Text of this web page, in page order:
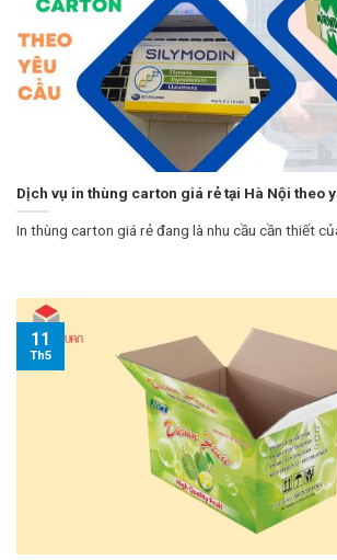
Dịch vụ in thùng carton giá rẻ tại Hà Nội theo
In thùng carton giá rẻ đang là nhu cầu cần thiết
11
Th5